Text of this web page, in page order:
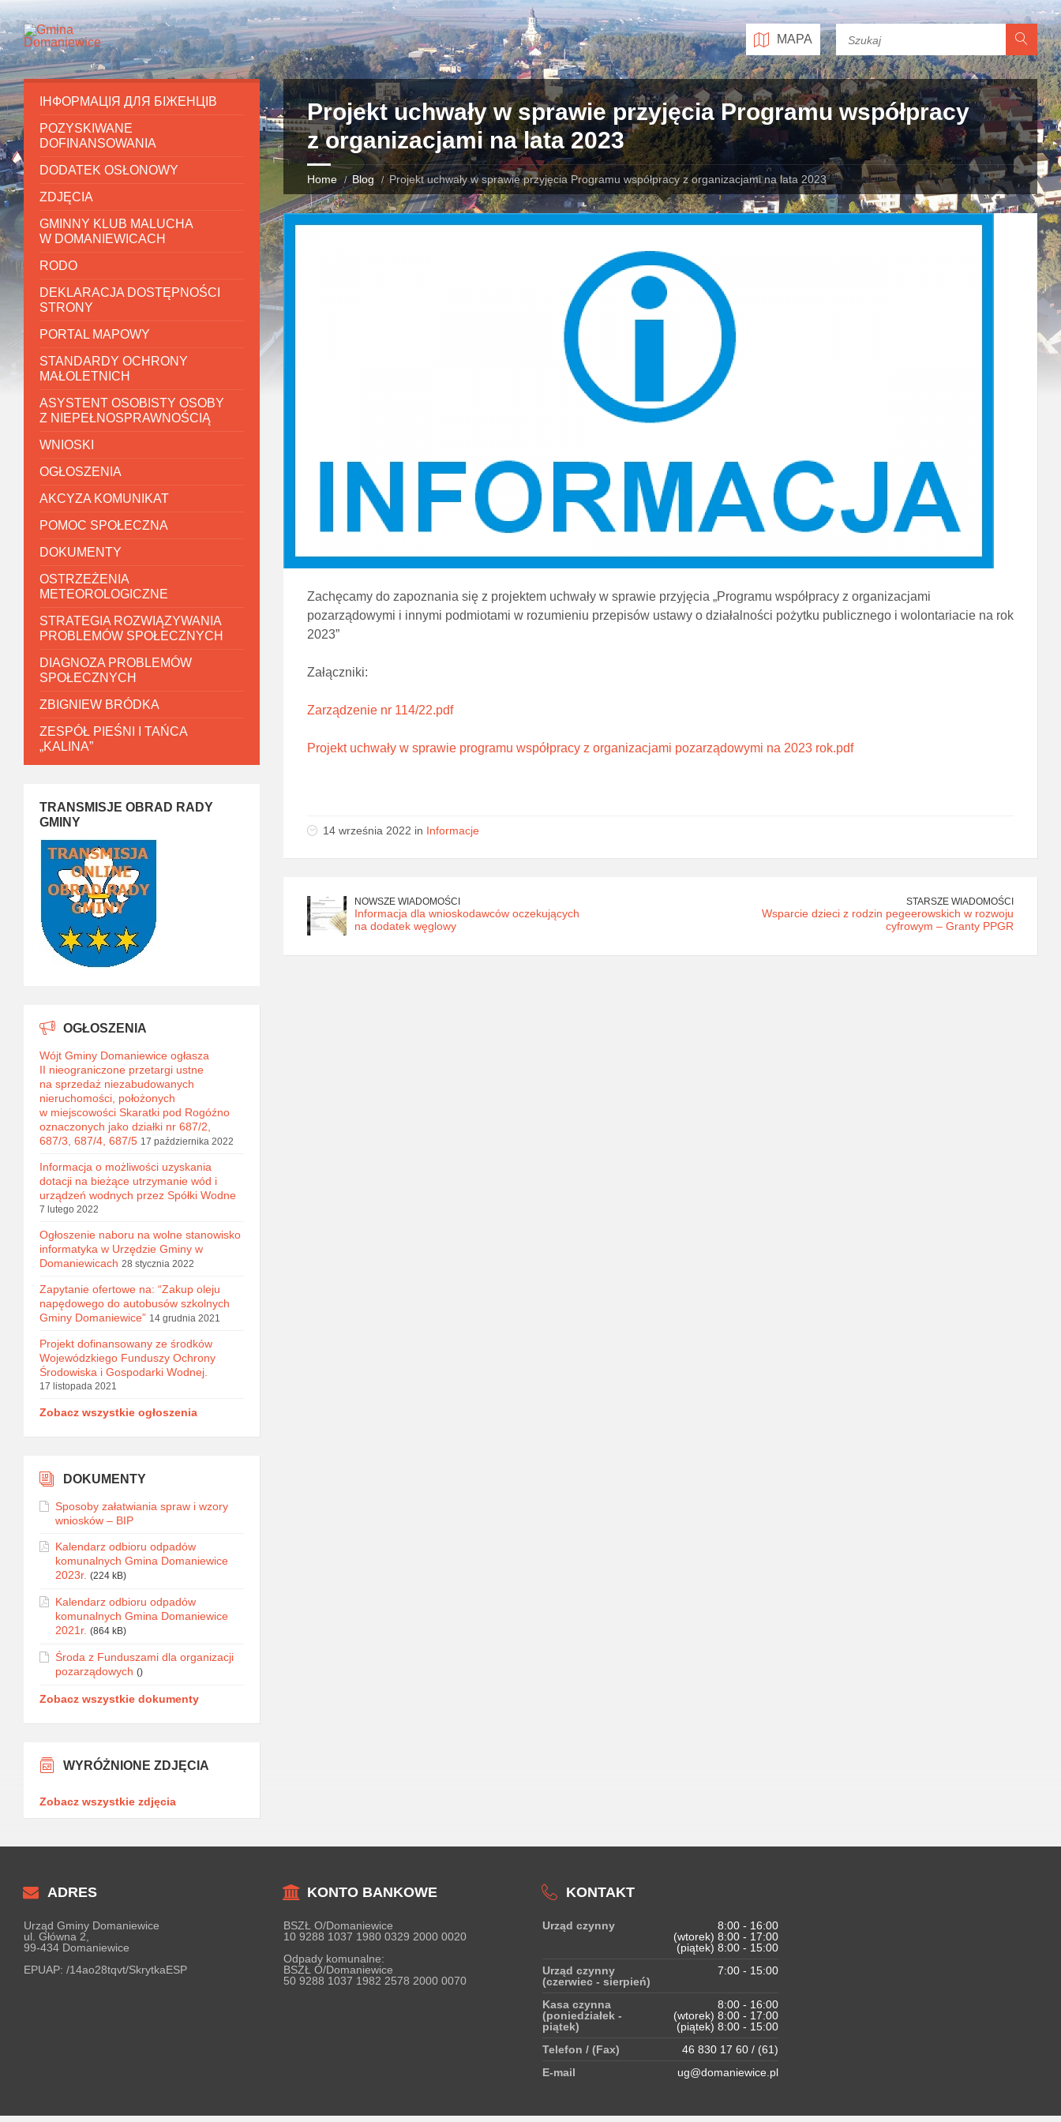
MAPA
Projekt uchwały w sprawie przyjęcia Programu współpracy
z organizacjami na lata 2023
Home Blog Projekt uchwały w sprawie przyjęcia Programu współpracy z organizacjami na lata 2023
Zachęcamy do zapoznania się z projektem uchwały w sprawie przyjęcia „Programu współpracy z organizacjami
pozarządowymi i innymi podmiotami w rozumieniu przepisów ustawy o działalności pożytku publicznego i wolontariacie na rok
2023”
Załączniki:
Zarządzenie nr 114/22.pdf
Projekt uchwały w sprawie programu współpracy z organizacjami pozarządowymi na 2023 rok.pdf
14 września 2022 in Informacje
NOWSZE WIADOMOŚCI
Informacja dla wnioskodawców oczekujących
na dodatek węglowy
STARSZE WIADOMOŚCI
Wsparcie dzieci z rodzin pegeerowskich w rozwoju
cyfrowym – Granty PPGR
ІНФОРМАЦІЯ ДЛЯ БІЖЕНЦІВ
POZYSKIWANE
DOFINANSOWANIA
DODATEK OSŁONOWY
ZDJĘCIA
GMINNY KLUB MALUCHA
W DOMANIEWICACH
RODO
DEKLARACJA DOSTĘPNOŚCI
STRONY
PORTAL MAPOWY
STANDARDY OCHRONY
MAŁOLETNICH
ASYSTENT OSOBISTY OSOBY
Z NIEPEŁNOSPRAWNOŚCIĄ
WNIOSKI
OGŁOSZENIA
AKCYZA KOMUNIKAT
POMOC SPOŁECZNA
DOKUMENTY
OSTRZEŻENIA
METEOROLOGICZNE
STRATEGIA ROZWIĄZYWANIA
PROBLEMÓW SPOŁECZNYCH
DIAGNOZA PROBLEMÓW
SPOŁECZNYCH
ZBIGNIEW BRÓDKA
ZESPÓŁ PIEŚNI I TAŃCA
„KALINA”
TRANSMISJE OBRAD RADY
GMINY
OGŁOSZENIA
Wójt Gminy Domaniewice ogłasza
II nieograniczone przetargi ustne
na sprzedaż niezabudowanych
nieruchomości, położonych
w miejscowości Skaratki pod Rogóźno
oznaczonych jako działki nr 687/2,
687/3, 687/4, 687/5 17 października 2022
Informacja o możliwości uzyskania
dotacji na bieżące utrzymanie wód i
urządzeń wodnych przez Spółki Wodne
7 lutego 2022
Ogłoszenie naboru na wolne stanowisko
informatyka w Urzędzie Gminy w
Domaniewicach 28 stycznia 2022
Zapytanie ofertowe na: “Zakup oleju
napędowego do autobusów szkolnych
Gminy Domaniewice” 14 grudnia 2021
Projekt dofinansowany ze środków
Wojewódzkiego Funduszy Ochrony
Środowiska i Gospodarki Wodnej.
17 listopada 2021
Zobacz wszystkie ogłoszenia
DOKUMENTY
Sposoby załatwiania spraw i wzory
wniosków – BIP
Kalendarz odbioru odpadów
komunalnych Gmina Domaniewice
2023r. (224 kB)
Kalendarz odbioru odpadów
komunalnych Gmina Domaniewice
2021r. (864 kB)
Środa z Funduszami dla organizacji
pozarządowych ()
Zobacz wszystkie dokumenty
WYRÓŻNIONE ZDJĘCIA
Zobacz wszystkie zdjęcia
ADRES
Urząd Gminy Domaniewice
ul. Główna 2,
99-434 Domaniewice
EPUAP: /14ao28tqvt/SkrytkaESP
KONTO BANKOWE
BSZŁ O/Domaniewice
10 9288 1037 1980 0329 2000 0020
Odpady komunalne:
BSZŁ O/Domaniewice
50 9288 1037 1982 2578 2000 0070
KONTAKT
Urząd czynny
8:00 - 16:00
(wtorek) 8:00 - 17:00
(piątek) 8:00 - 15:00
Urząd czynny
(czerwiec - sierpień)
7:00 - 15:00
Kasa czynna
(poniedziałek -
piątek)
8:00 - 16:00
(wtorek) 8:00 - 17:00
(piątek) 8:00 - 15:00
Telefon / (Fax)
46 830 17 60 / (61)
E-mail
ug@domaniewice.pl